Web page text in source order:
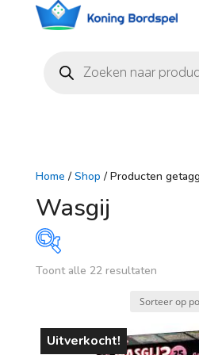
zoeken
Home / Shop / Producten
Wasgij
19 19 20
Toont alle 22 resultaten
Uitverkocht!